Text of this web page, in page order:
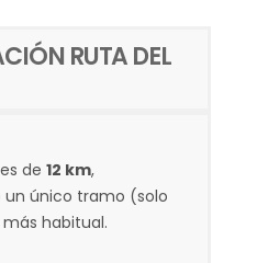
RUTA DEL
de 12 km,
único tramo (solo
habitual.